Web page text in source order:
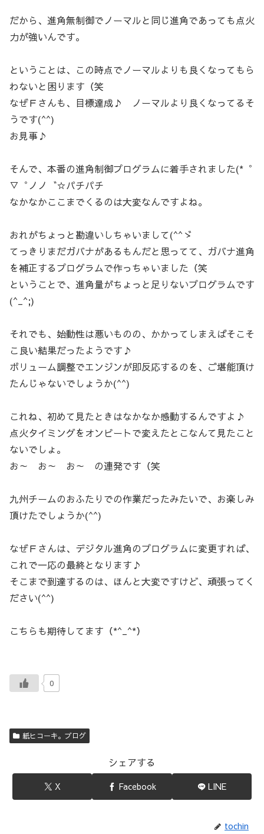
だから、進角無制御でノーマルと同じ進角であっても点火
力が強いんです。
ということは、この時点でノーマルよりも良くなってもら
わないと困ります（笑
なぜＦさんも、目標達成♪ ノーマルより良くなってるそ
うです(^^)
お見事♪
そんで、本番の進角制御プログラムに着手されました(*゜
▽゜ノノ゛☆パチパチ
なかなかここまでくるのは大変なんですよね。
おれがちょっと勘違いしちゃいまして(^^ゞ
てっきりまだガバナがあるもんだと思ってて、ガバナ進角
を補正するプログラムで作っちゃいました（笑
ということで、進角量がちょっと足りないプログラムです
(^_^;)
それでも、始動性は悪いものの、かかってしまえばそこそ
こ良い結果だったようです♪
ボリューム調整でエンジンが即反応するのを、ご堪能頂け
たんじゃないでしょうか(^^)
これね、初めて見たときはなかなか感動するんですよ♪
点火タイミングをオンビートで変えたとこなんて見たこと
ないでしょ。
お～ お～ お～ の連発です（笑
九州チームのおふたりでの作業だったみたいで、お楽しみ
頂けたでしょうか(^^)
なぜＦさんは、デジタル進角のプログラムに変更すれば、
これで一応の最終となります♪
そこまで到達するのは、ほんと大変ですけど、頑張ってく
ださい(^^)
こちらも期待してます（*^_^*）
0
紙ヒコーキ。ブログ
シェアする
X Facebook LINE
tochin